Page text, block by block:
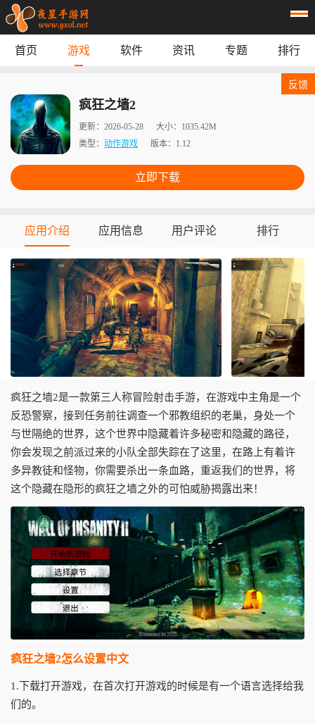
专题 榜单
首页 游戏 软件 资讯 专题 排行
疯狂之墙2
更新： 2026-05-28 大小： 1035.42M
类型： 动作游戏 版本： 1.12
立即下载
反馈
应用介绍 应用信息 用户评论 排行
疯狂之墙2是一款第三人称冒险射击手游，在游戏中主角是一个
反恐警察，接到任务前往调查一个邪教组织的老巢，身处一个
与世隔绝的世界，这个世界中隐藏着许多秘密和隐藏的路径，
你会发现之前派过来的小队全部失踪在了这里，在路上有着许
多异教徒和怪物，你需要杀出一条血路，重返我们的世界，将
这个隐藏在隐形的疯狂之墙之外的可怕威胁揭露出来！
疯狂之墙2怎么设置中文
1.下载打开游戏，在首次打开游戏的时候是有一个语言选择给我
们的。